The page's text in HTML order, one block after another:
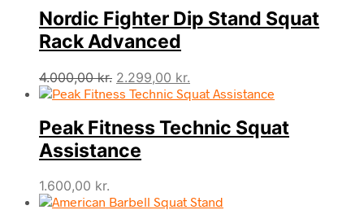
Nordic Fighter Dip Stand Squat
Rack Advanced
4.000,00kr. Den
oprindelige
var:
4.000,00 kr..
2.299,00 kr.
aktuelle
er:
2.299,00 kr..
Peak Fitness Technic Squat
Assistance
1.600,00 kr.